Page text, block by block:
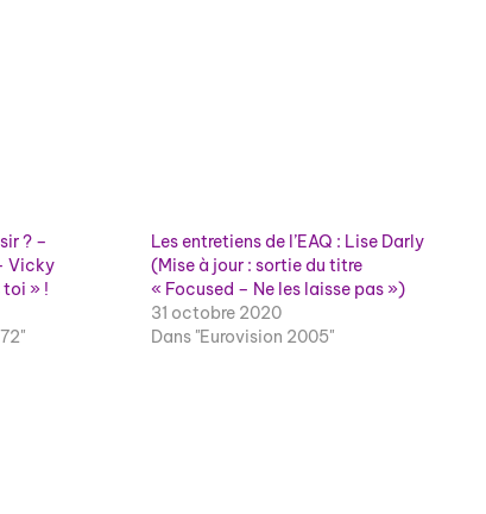
? –
Vicky
toi » !
Les entretiens de l’EAQ : Lise Darly
(Mise à jour : sortie du titre
« Focused – Ne les laisse pas »)
31 octobre 2020
Dans "Eurovision 2005"